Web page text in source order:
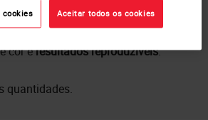
cor eresultados reproduzíveis.
quantidades.
cookies Aceitar todos os cookies